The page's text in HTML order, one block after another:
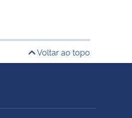
Voltar ao topo